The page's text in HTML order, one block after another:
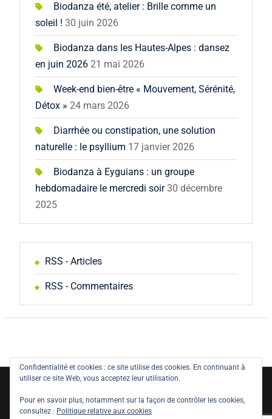
Biodanza été, atelier : Brille comme un
soleil ! 30 juin 2026
Biodanza dans les Hautes-Alpes : dansez
en juin 2026 21 mai 2026
Week-end bien-être « Mouvement, Sérénité,
Détox » 24 mars 2026
Diarrhée ou constipation, une solution
naturelle : le psyllium 17 janvier 2026
Biodanza à Eyguians : un groupe
hebdomadaire le mercredi soir 30 décembre
2025
RSS - Articles
RSS - Commentaires
Copyright © All rights reserved.
Politique de confidentialité
Législation
Confidentialité et cookies : ce site utilise des cookies. En continuant à
utiliser ce site Web, vous acceptez leur utilisation.
Pour en savoir plus, notamment sur la façon de contrôler les cookies,
consultez : Politique relative aux cookies